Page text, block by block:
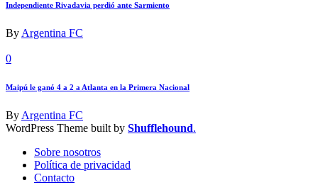
Independiente Rivadavia perdió ante Sarmiento
By Argentina FC
0
Maipú le ganó 4 a 2 a Atlanta en la Primera Nacional
By Argentina FC
WordPress Theme built by Shufflehound.
Sobre nosotros
Política de privacidad
Contacto